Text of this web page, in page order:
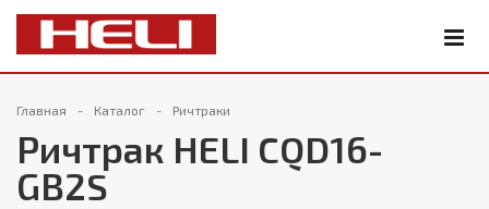
Главная Каталог Ричтраки
Ричтрак HELI CQD16-
GB2S